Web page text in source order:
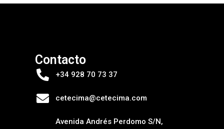
Contacto
+34 928 70 73 37
cetecima@cetecima.com
Avenida Andrés Perdomo S/N,